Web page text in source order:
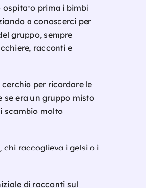
ospitato prima i bimbi
a conoscerci per
gruppo, sempre
racconti e
per ricordare le
se era un gruppo misto
scambio molto
chi raccoglieva i gelsi o i
di racconti sul